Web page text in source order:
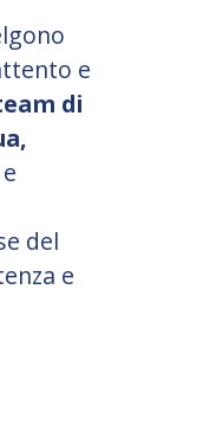
e
di
del
e